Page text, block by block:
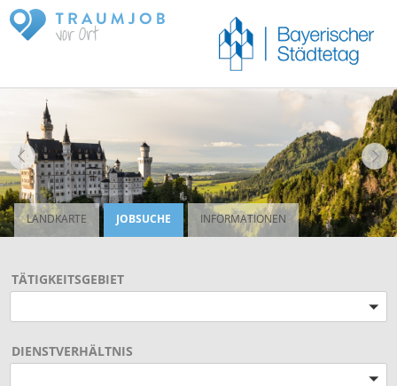
LANDKARTE JOBSUCHE INFORMATIONEN
TÄTIGKEITSGEBIET
DIENSTVERHÄLTNIS